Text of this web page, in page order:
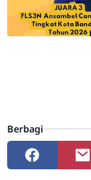
Berbagi